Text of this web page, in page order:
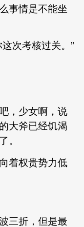
事情是不能坐
次考核过关。”
，少女啊，说
大斧已经饥渴
。
着权贵势力低
三折，但是最